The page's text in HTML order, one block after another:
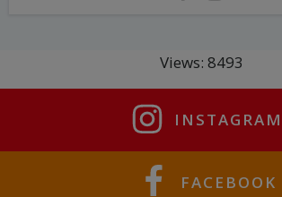
Views: 8493
INSTAGRAM
FACEBOOK